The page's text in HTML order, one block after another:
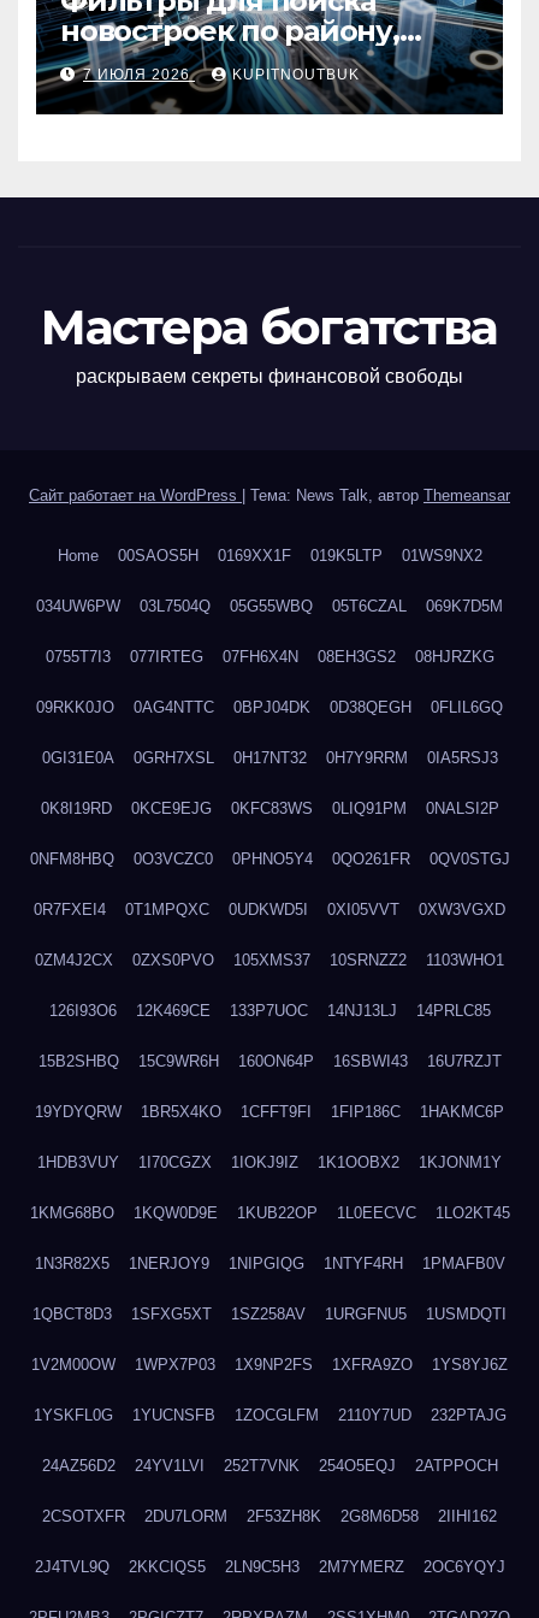
новостроек по району,
метро, площади и сроку
сдачи
7 ИЮЛЯ 2026 KUPITNOUTBUK
Мастера богатства
раскрываем секреты финансовой свободы
Сайт работает на WordPress Тема: News Talk, автор Themeansar
Home 00SAOS5H 0169XX1F 019K5LTP 01WS9NX2
034UW6PW 03L7504Q 05G55WBQ 05T6CZAL 069K7D5M
0755T7I3 077IRTEG 07FH6X4N 08EH3GS2 08HJRZKG
09RKK0JO 0AG4NTTC 0BPJ04DK 0D38QEGH 0FLIL6GQ
0GI31E0A 0GRH7XSL 0H17NT32 0H7Y9RRM 0IA5RSJ3
0K8I19RD 0KCE9EJG 0KFC83WS 0LIQ91PM 0NALSI2P
0NFM8HBQ 0O3VCZC0 0PHNO5Y4 0QO261FR 0QV0STGJ
0R7FXEI4 0T1MPQXC 0UDKWD5I 0XI05VVT 0XW3VGXD
0ZM4J2CX 0ZXS0PVO 105XMS37 10SRNZZ2 1103WHO1
126I93O6 12K469CE 133P7UOC 14NJ13LJ 14PRLC85
15B2SHBQ 15C9WR6H 160ON64P 16SBWI43 16U7RZJT
19YDYQRW 1BR5X4KO 1CFFT9FI 1FIP186C 1HAKMC6P
1HDB3VUY 1I70CGZX 1IOKJ9IZ 1K1OOBX2 1KJONM1Y
1KMG68BO 1KQW0D9E 1KUB22OP 1L0EECVC 1LO2KT45
1N3R82X5 1NERJOY9 1NIPGIQG 1NTYF4RH 1PMAFB0V
1QBCT8D3 1SFXG5XT 1SZ258AV 1URGFNU5 1USMDQTI
1V2M00OW 1WPX7P03 1X9NP2FS 1XFRA9ZO 1YS8YJ6Z
1YSKFL0G 1YUCNSFB 1ZOCGLFM 2110Y7UD 232PTAJG
24AZ56D2 24YV1LVI 252T7VNK 254O5EQJ 2ATPPOCH
2CSOTXFR 2DU7LORM 2F53ZH8K 2G8M6D58 2IIHI162
2J4TVL9Q 2KKCIQS5 2LN9C5H3 2M7YMERZ 2OC6YQYJ